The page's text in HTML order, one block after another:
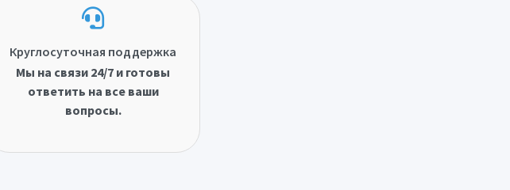
Круглосуточная поддержка
Мы на связи 24/7 и готовы
ответить на все ваши
вопросы.